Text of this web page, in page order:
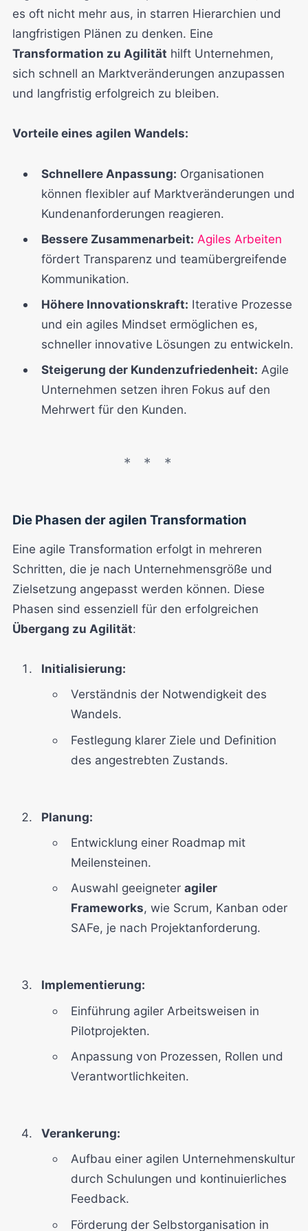
es oft nicht mehr aus, in starren Hierarchien und
langfristigen Plänen zu denken. Eine
Transformation zu Agilität hilft Unternehmen,
sich schnell an Marktveränderungen anzupassen
und langfristig erfolgreich zu bleiben.
Vorteile eines agilen Wandels:
Schnellere Anpassung: Organisationen
können flexibler auf Marktveränderungen und
Kundenanforderungen reagieren.
Bessere Zusammenarbeit: Agiles Arbeiten
fördert Transparenz und teamübergreifende
Kommunikation.
Höhere Innovationskraft: Iterative Prozesse
und ein agiles Mindset ermöglichen es,
schneller innovative Lösungen zu entwickeln.
Steigerung der Kundenzufriedenheit: Agile
Unternehmen setzen ihren Fokus auf den
Mehrwert für den Kunden.
Die Phasen der agilen Transformation
Eine agile Transformation erfolgt in mehreren
Schritten, die je nach Unternehmensgröße und
Zielsetzung angepasst werden können. Diese
Phasen sind essenziell für den erfolgreichen
Übergang zu Agilität:
Initialisierung:
Verständnis der Notwendigkeit des
Wandels.
Festlegung klarer Ziele und Definition
des angestrebten Zustands.
Planung:
Entwicklung einer Roadmap mit
Meilensteinen.
Auswahl geeigneter agiler
Frameworks, wie Scrum, Kanban oder
SAFe, je nach Projektanforderung.
Implementierung:
Einführung agiler Arbeitsweisen in
Pilotprojekten.
Anpassung von Prozessen, Rollen und
Verantwortlichkeiten.
Verankerung:
Aufbau einer agilen Unternehmenskultur
durch Schulungen und kontinuierliches
Feedback.
Förderung der Selbstorganisation in